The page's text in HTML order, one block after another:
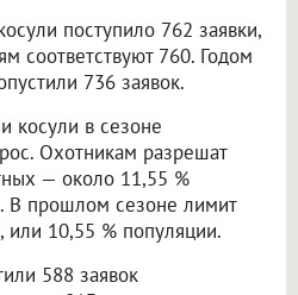
поступило 762 заявки,
соответствуют 760. Годом
736 заявок.
косули в сезоне
Охотникам разрешат
— около 11,55 %
В прошлом сезоне лимит
или 10,55 % популяции.
588 заявок